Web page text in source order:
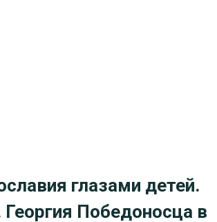
глазами детей.
Победоносца в